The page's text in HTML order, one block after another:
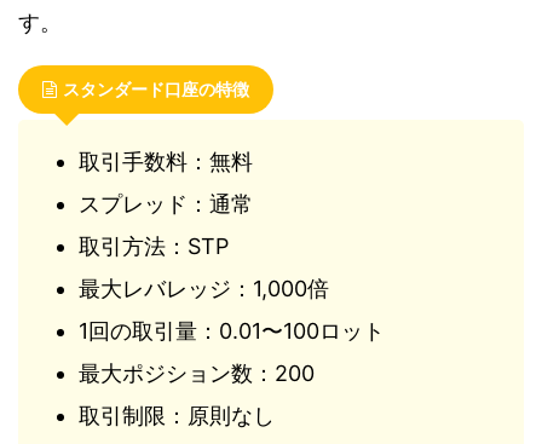
す。
スタンダード口座の特徴
取引手数料：無料
スプレッド：通常
取引方法：STP
最大レバレッジ：1,000倍
1回の取引量：0.01〜100ロット
最大ポジション数：200
取引制限：原則なし